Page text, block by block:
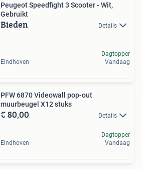
Peugeot Speedfight 3 Scooter - Wit,
Gebruikt
Bieden Details
Eindhoven
Dagtopper
Vandaag
PFW 6870 Videowall pop-out
muurbeugel X12 stuks
€ 80,00 Details
Eindhoven
Dagtopper
Vandaag